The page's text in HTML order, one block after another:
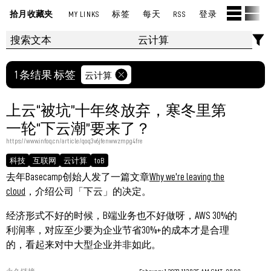
拾月收藏夹 MY LINKS 标签 每天 RSS 登录
1 条结果 标签 云计算
上云“被坑”十年终放弃，寒冬里第
一轮“下云潮”要来了？
https://www.infoq.cn/article/qoq3v6jfenwwzmpg4fre
科技 互联网 云计算 toB
去年Basecamp创始人发了一篇文章Why we're leaving the
cloud ，介绍公司「下云」的决定。
经济形式不好的时候，B端业务也不好做呀，AWS 30%的
利润率，对应至少要为企业节省30%+的成本才是合理
的，看起来对中大型企业并非如此。